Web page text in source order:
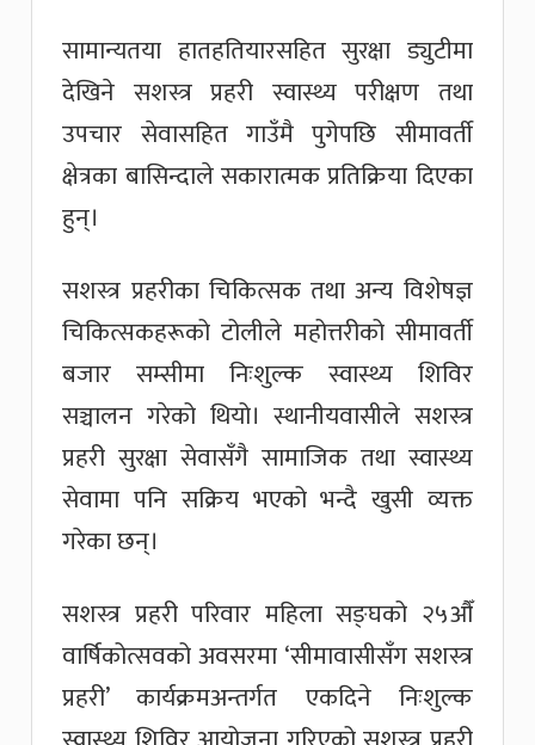
सामान्यतया हातहतियारसहित सुरक्षा ड्युटीमा
देखिने सशस्त्र प्रहरी स्वास्थ्य परीक्षण तथा
उपचार सेवासहित गाउँमै पुगेपछि सीमावर्ती
क्षेत्रका बासिन्दाले सकारात्मक प्रतिक्रिया दिएका
हुन्।
सशस्त्र प्रहरीका चिकित्सक तथा अन्य विशेषज्ञ
चिकित्सकहरूको टोलीले महोत्तरीको सीमावर्ती
बजार सम्सीमा निःशुल्क स्वास्थ्य शिविर
सञ्चालन गरेको थियो। स्थानीयवासीले सशस्त्र
प्रहरी सुरक्षा सेवासँगै सामाजिक तथा स्वास्थ्य
सेवामा पनि सक्रिय भएको भन्दै खुसी व्यक्त
गरेका छन्।
सशस्त्र प्रहरी परिवार महिला सङ्घको २५औँ
वार्षिकोत्सवको अवसरमा ‘सीमावासीसँग सशस्त्र
प्रहरी’ कार्यक्रमअन्तर्गत एकदिने निःशुल्क